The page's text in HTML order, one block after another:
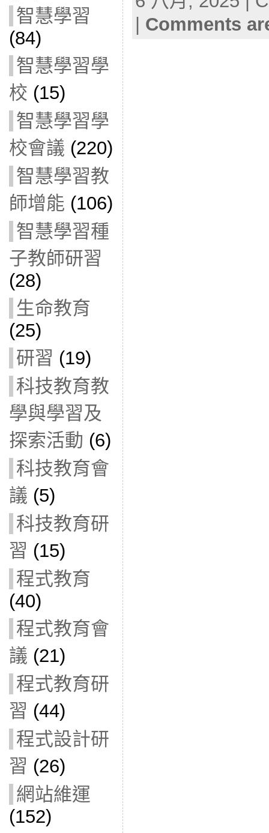
智慧學習
(84)
智慧學習學
校 (15)
智慧學習學
校會議 (220)
智慧學習教
師增能 (106)
智慧學習種
子教師研習
(28)
生命教育
(25)
研習 (19)
科技教育教
學與學習及
探索活動 (6)
科技教育會
議 (5)
科技教育研
習 (15)
程式教育
(40)
程式教育會
議 (21)
程式教育研
習 (44)
程式設計研
習 (26)
網站維運
(152)
| Comments